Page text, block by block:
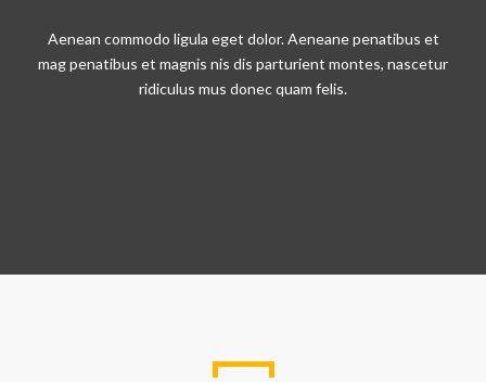
Aenean commodo ligula eget dolor. Aeneane penatibus et
mag penatibus et magnis nis dis parturient montes, nascetur
ridiculus mus donec quam felis.